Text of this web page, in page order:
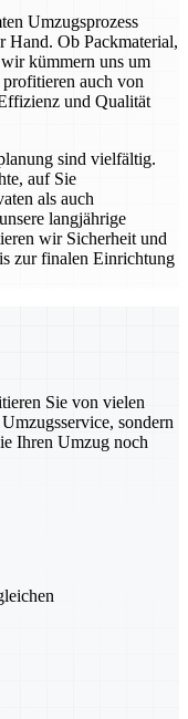
Umzugsprozess
Hand. Ob Packmaterial,
kümmern uns um
auch von
und Qualität
sind vielfältig.
auf Sie
als auch
langjährige
wir Sicherheit und
zur finalen Einrichtung
Sie von vielen
sondern
Ihren Umzug noch